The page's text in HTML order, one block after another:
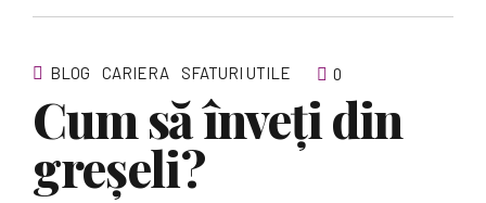
BLOG CARIERA SFATURI UTILE 0
Cum să înveți din
greșeli?